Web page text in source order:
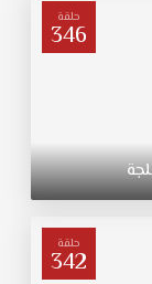
حلقة
346
حلقة
342